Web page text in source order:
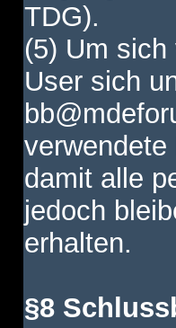
TDG).
(5) Um
User sich
damit alle
jedoch
erhalten.
§8